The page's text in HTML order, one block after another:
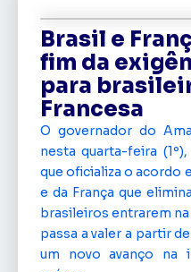
Brasil e
fim da
para
Francesa
O governador do
nesta quarta-feira
que oficializa o acordo
e da França que
brasileiros entrarem na
passa a valer a partir
um novo avanço na